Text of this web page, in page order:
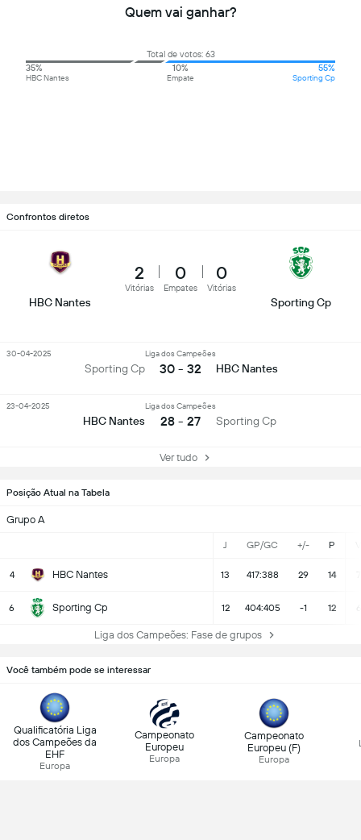
Posição Atual na Tabela
Grupo A
J GP/GC +/- P
4 HBC Nantes 13 417:388 29 14 7
6 Sporting Cp 12 404:405 -1 12
Liga dos Campeões: Fase de grupos
Quem vai ganhar?
Total de votos: 63
35%
HBC Nantes
10%
Empate
55%
Sporting Cp
Confrontos diretos
HBC Nantes
2
Vitórias
0
Empates
0
Vitórias
Sporting Cp
Sporting Cp
Liga dos Campeões
30 - 32 HBC Nantes
30-04-2025
HBC Nantes
Liga dos Campeões
28 - 27 Sporting Cp
23-04-2025
Ver tudo
Você também pode se interessar
Qualificatória Liga
dos Campeões da
EHF
Europa
Campeonato
Europeu
Europa
Campeonato
Europeu (F)
Europa